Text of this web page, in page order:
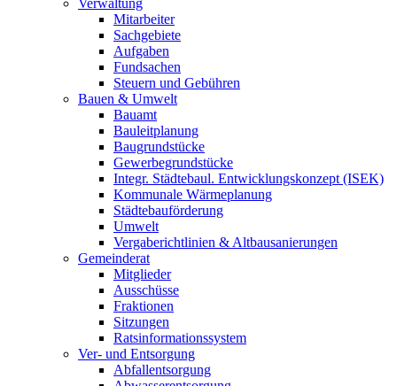
Verwaltung
Mitarbeiter
Sachgebiete
Aufgaben
Fundsachen
Steuern und Gebühren
Bauen & Umwelt
Bauamt
Bauleitplanung
Baugrundstücke
Gewerbegrundstücke
Integr. Städtebaul. Entwicklungskonzept (ISEK)
Kommunale Wärmeplanung
Städtebauförderung
Umwelt
Vergaberichtlinien & Altbausanierungen
Gemeinderat
Mitglieder
Ausschüsse
Fraktionen
Sitzungen
Ratsinformationssystem
Ver- und Entsorgung
Abfallentsorgung